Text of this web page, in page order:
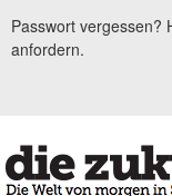
Passwort vergessen?
anfordern.